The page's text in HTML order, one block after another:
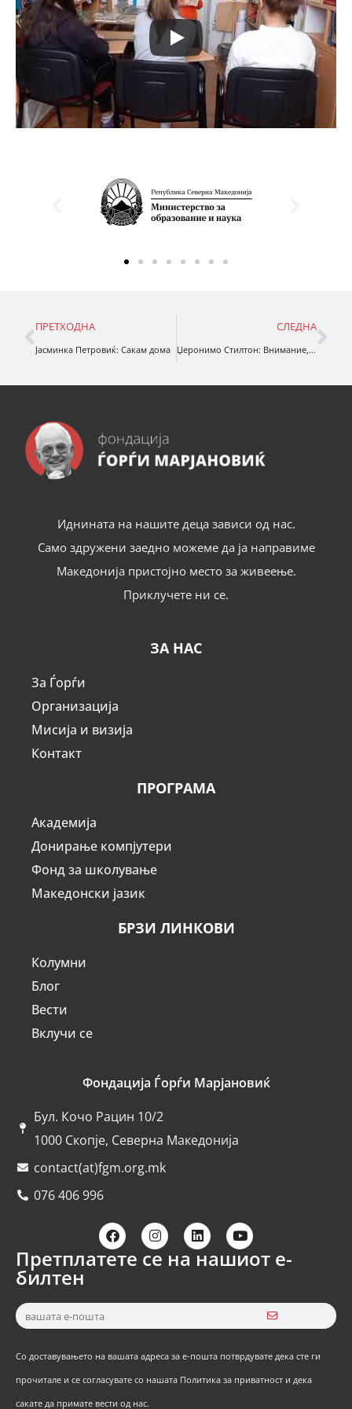
ПРЕТХОДНА
Јасминка Петровиќ: Сакам дома
СЛЕДНА
Џеронимо Стилтон: Внимание, глушец во морето
Иднината на нашите деца зависи од нас.
Само здружени заедно можеме да ја направиме
Македонија пристојно место за живеење.
Приклучете ни се.
ЗА НАС
За Ѓорѓи
Организација
Мисија и визија
Контакт
ПРОГРАМА
Академија
Донирање компјутери
Фонд за школување
Македонски јазик
БРЗИ ЛИНКОВИ
Колумни
Блог
Вести
Вклучи се
Фондација Ѓорѓи Марјановиќ
Бул. Кочо Рацин 10/2
1000 Скопје, Северна Македонија
contact(at)fgm.org.mk
076 406 996
Претплатете се на нашиот е-
билтен
Со доставувањето на вашата адреса за е-пошта потврдувате дека сте ги
прочитале и се согласувате со нашата Политика за приватност и дека
сакате да примате вести од нас.